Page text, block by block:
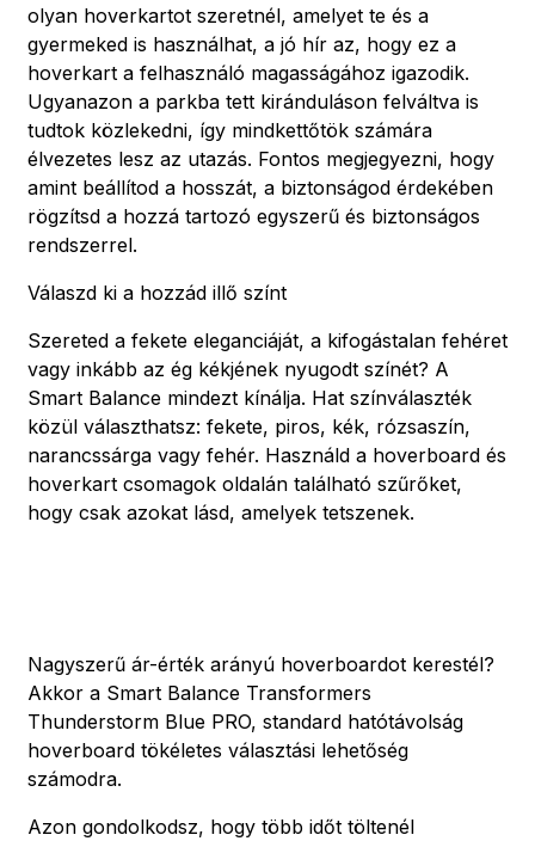
olyan hoverkartot szeretnél, amelyet te és a
gyermeked is használhat, a jó hír az, hogy ez a
hoverkart a felhasználó magasságához igazodik.
Ugyanazon a parkba tett kiránduláson felváltva is
tudtok közlekedni, így mindkettőtök számára
élvezetes lesz az utazás. Fontos megjegyezni, hogy
amint beállítod a hosszát, a biztonságod érdekében
rögzítsd a hozzá tartozó egyszerű és biztonságos
rendszerrel.
Válaszd ki a hozzád illő színt
Szereted a fekete eleganciáját, a kifogástalan fehéret
vagy inkább az ég kékjének nyugodt színét? A
Smart Balance mindezt kínálja. Hat színválaszték
közül választhatsz: fekete, piros, kék, rózsaszín,
narancssárga vagy fehér. Használd a hoverboard és
hoverkart csomagok oldalán található szűrőket,
hogy csak azokat lásd, amelyek tetszenek.
Nagyszerű ár-érték arányú hoverboardot kerestél?
Akkor a Smart Balance Transformers
Thunderstorm Blue PRO, standard hatótávolság
hoverboard tökéletes választási lehetőség
számodra.
Azon gondolkodsz, hogy több időt töltenél